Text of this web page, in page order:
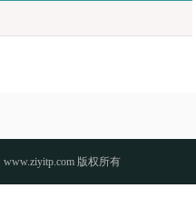
www.ziyitp.com 版权所有